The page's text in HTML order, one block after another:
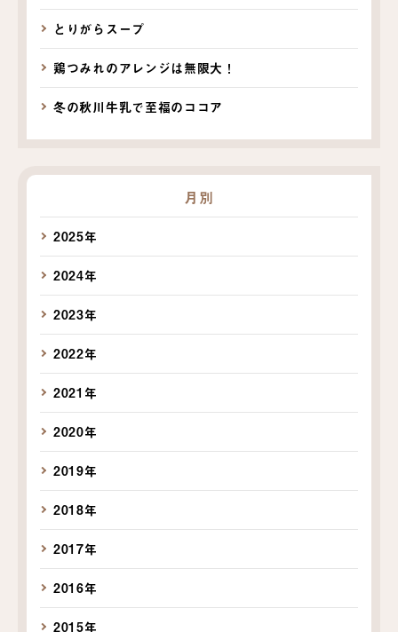
とりがらスープ
鶏つみれのアレンジは無限大！
冬の秋川牛乳で至福のココア
月別
2025年
2024年
2023年
2022年
2021年
2020年
2019年
2018年
2017年
2016年
2015年